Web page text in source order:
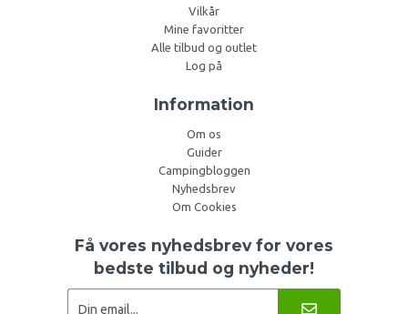
Vilkår
Mine favoritter
Alle tilbud og outlet
Log på
Information
Om os
Guider
Campingbloggen
Nyhedsbrev
Om Cookies
Få vores nyhedsbrev for vores
bedste tilbud og nyheder!